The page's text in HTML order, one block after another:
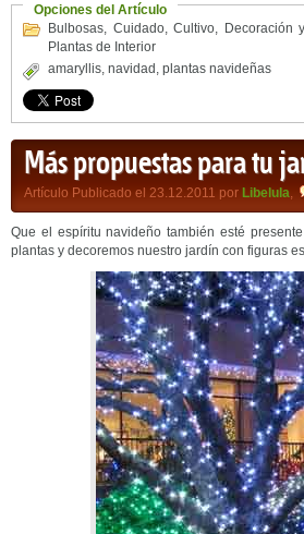
Opciones del Artículo
Bulbosas
Cuidado,Cultivo Decoración
Plantas de Interior
amaryllis navidad plantas navideñas
Más propuestas para tu
Artículo Publicado el 23.12.2011 por Libelula
Que el espíritu navideño también esté
plantas y decoremos nuestro jardín con figuras